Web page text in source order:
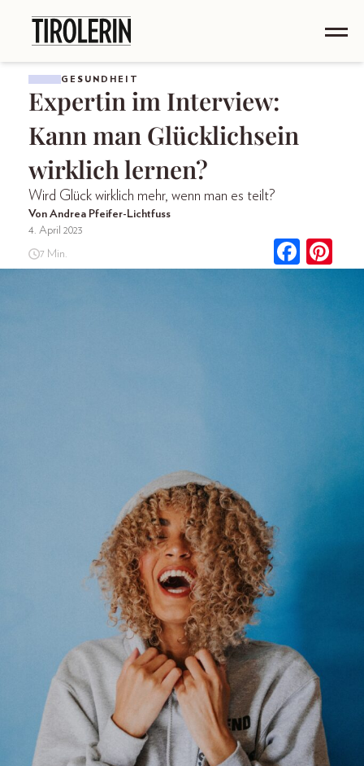
GESUNDHEIT
Expertin im Interview:
Kann man Glücklichsein
wirklich lernen?
Wird Glück wirklich mehr, wenn man es teilt?
Von Andrea Pfeifer-Lichtfuss
4. April 2023
7 Min.